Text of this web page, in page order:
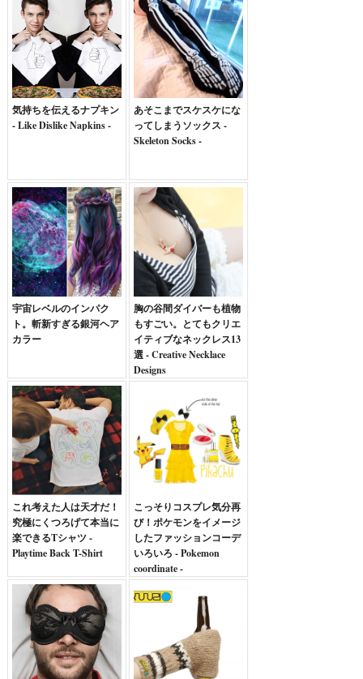
気持ちを伝えるナプキン
- Like Dislike Napkins -
あそこまでスケスケにな
ってしまうソックス -
Skeleton Socks -
宇宙レベルのインパク
ト。斬新すぎる銀河ヘア
カラー
胸の谷間ダイバーも植物
もすごい。とてもクリエ
イティブなネックレス13
選 - Creative Necklace
Designs
これ考えた人は天才だ！
究極にくつろげて本当に
楽できるTシャツ -
Playtime Back T-Shirt
こっそりコスプレ気分再
び！ポケモンをイメージ
したファッションコーデ
いろいろ - Pokemon
coordinate -